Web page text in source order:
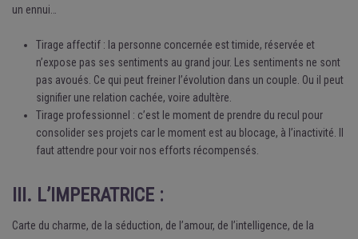
un ennui…
Tirage affectif : la personne concernée est timide, réservée et
n’expose pas ses sentiments au grand jour. Les sentiments ne sont
pas avoués. Ce qui peut freiner l’évolution dans un couple. Ou il peut
signifier une relation cachée, voire adultère.
Tirage professionnel : c’est le moment de prendre du recul pour
consolider ses projets car le moment est au blocage, à l’inactivité. Il
faut attendre pour voir nos efforts récompensés.
III. L’IMPERATRICE :
Carte du charme, de la séduction, de l’amour, de l’intelligence, de la